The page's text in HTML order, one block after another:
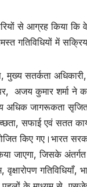
से आग्रह किया कि
गतिविधियों में
सतर्कता
अजय कुमार शर्मा ने
अधिक जागरूकता
सफाई एवं सतत
किए गए।भारत
जिसके अंतर्गत
गतिविधियाँ,